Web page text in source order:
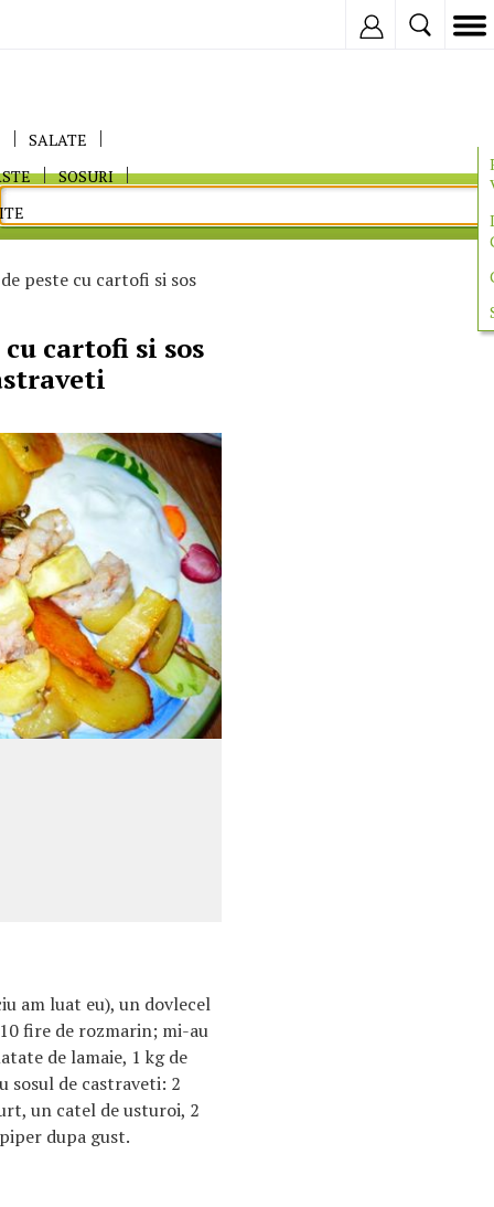
SALATE
SOSURI
peste cu cartofi si sos
cartofi si sos
am luat eu), un dovlecel
fire de rozmarin; mi-au
de lamaie, 1 kg de
sosul de castraveti: 2
un catel de usturoi, 2
dupa gust.